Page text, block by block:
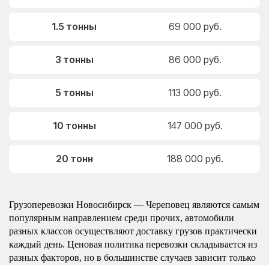
1.5 тонны 69 000 руб.
3 тонны 86 000 руб.
5 тонны 113 000 руб.
10 тонны 147 000 руб.
20 тонн 188 000 руб.
Грузоперевозки Новосибирск — Череповец являются самым
популярным направлением среди прочих, автомобили
разных классов осуществляют доставку грузов практически
каждый день. Ценовая политика перевозки складывается из
разных факторов, но в большинстве случаев зависит только